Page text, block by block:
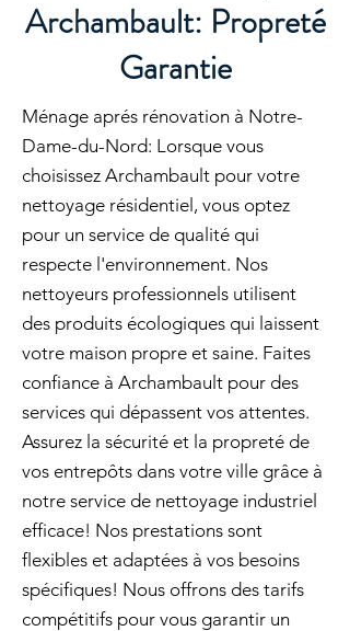
Archambault: Propreté
Garantie
Ménage aprés rénovation à Notre-
Dame-du-Nord: Lorsque vous
choisissez Archambault pour votre
nettoyage résidentiel, vous optez
pour un service de qualité qui
respecte l'environnement. Nos
nettoyeurs professionnels utilisent
des produits écologiques qui laissent
votre maison propre et saine. Faites
confiance à Archambault pour des
services qui dépassent vos attentes.
Assurez la sécurité et la propreté de
vos entrepôts dans votre ville grâce à
notre service de nettoyage industriel
efficace! Nos prestations sont
flexibles et adaptées à vos besoins
spécifiques! Nous offrons des tarifs
compétitifs pour vous garantir un